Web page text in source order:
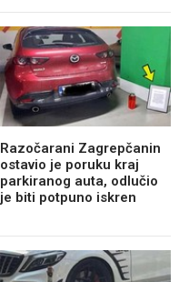
Razočarani Zagrepčanin
ostavio je poruku kraj
parkiranog auta, odlučio
je biti potpuno iskren